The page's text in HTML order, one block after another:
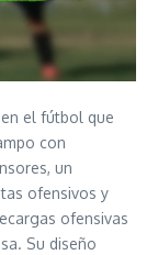
el fútbol que
con
un
ofensivos y
ofensivas
Su diseño